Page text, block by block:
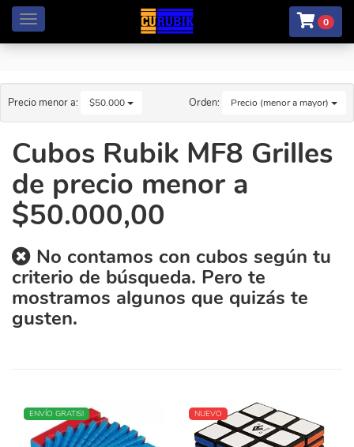
Menú 0
Precio menor a: $50.000 Orden: Precio (menor a mayor)
Cubos Rubik MF8 Grilles
de precio menor a
$50.000,00
No contamos con cubos según tu
criterio de búsqueda. Pero te
mostramos algunos que quizás te
gusten.
NUEVO
ENVÍO GRATIS! NUEVO